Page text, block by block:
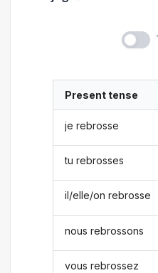
Present tense
je rebrosse
tu rebrosses
il/elle/on rebrosse
nous rebrossons
vous rebrossez